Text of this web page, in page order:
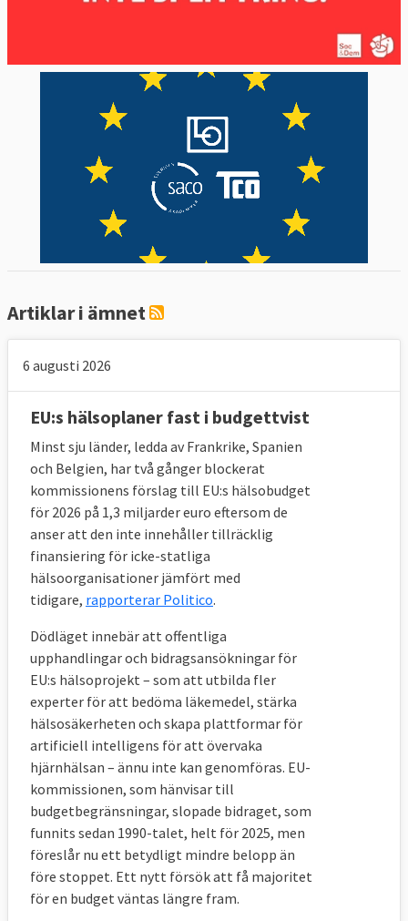
2025
Andel vuxna som
utbildas varje år
Minst
47 %
2022:
: Eurostat/Circabc, klicka på länk ovan,
ladda ner fil, nästa datauppdatering enligt
vuxenutbildning kommer från 2022.
3. FATTIGDOMSMÅL
Under 2019riskerade 95,5 miljoner
människor, varav 19,1 miljoner barnunder 18
år, att drabbas av fattigdom eller social
utestängning i EU. Målet till 2030är att
gruppen ska minska med minst 15 miljoner
personer jämfört med 2019 varav minst fem
miljoner ska vara barn.
Mellan 2019 och 2025 minskade antalet
människor i riskzonen med nästa 3,5
miljoner personer i EU, medan antalet barn
ökade med nästan 30 000 individer. I Sverige
2025ökade antalet jämfört 2019 med 91
000 personer till 1 970 000 individer
samtidigt som antalet barn i gruppen
minskade med 2 000 personer till508 000
barnunder samma tid.
Tabell 6.
FÄRRE
FATTIGA
EU-mål
2030
EU
2025
Artiklar i ämnet
6 augusti 2026
EU:s hälsoplaner fast i budgettvist
Minst sju länder, ledda av Frankrike, Spanien
och Belgien, har två gånger blockerat
kommissionens förslag till EU:s hälsobudget
för 2026 på 1,3 miljarder euro eftersom de
anser att den inte innehåller tillräcklig
finansiering för icke-statliga
hälsoorganisationer jämfört med
tidigare, rapporterar Politico.
Dödläget innebär att offentliga
upphandlingar och bidragsansökningar för
EU:s hälsoprojekt – som att utbilda fler
experter för att bedöma läkemedel, stärka
hälsosäkerheten och skapa plattformar för
artificiell intelligens för att övervaka
hjärnhälsan – ännu inte kan genomföras. EU-
kommissionen, som hänvisar till
budgetbegränsningar, slopade bidraget, som
funnits sedan 1990-talet, helt för 2025, men
föreslår nu ett betydligt mindre belopp än
före stoppet. Ett nytt försök att få majoritet
för en budget väntas längre fram.